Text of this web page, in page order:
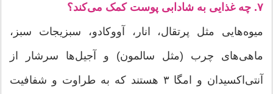
۷. چه غذایی به شادابی پوست کمک می‌کند؟
میوه‌هایی مثل پرتقال، انار، آووکادو، سبزیجات سبز،
ماهی‌های چرب (مثل سالمون) و آجیل‌ها سرشار از
آنتی‌اکسیدان و امگا ۳ هستند که به طراوت و شفافیت